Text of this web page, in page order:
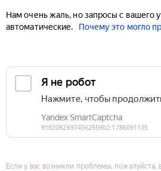
Нам очень жаль, но запросы с вашего
автоматические.
Почему это могло
Если у вас возникли проблемы, пожалуйста,